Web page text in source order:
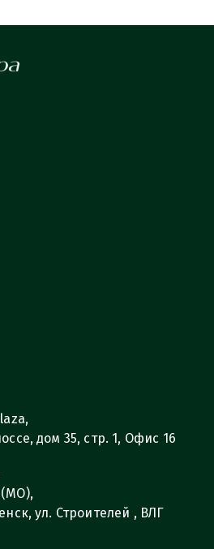
дом 35, стр. 1, Офис 16
(МО),
ул. Строителей , ВЛГ